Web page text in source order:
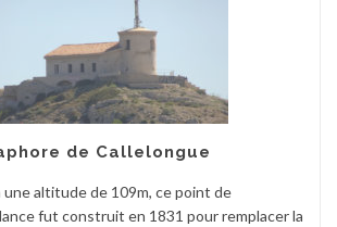
de Callelongue
une altitude de 109m, ce point de
fut construit en 1831 pour remplacer la